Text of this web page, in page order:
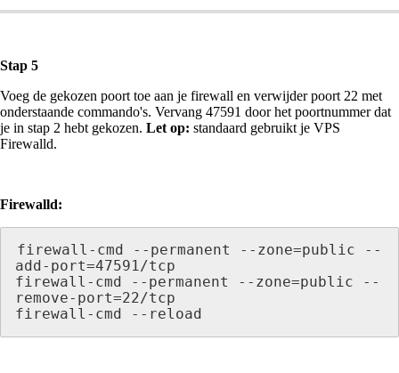
Stap 5
Voeg de gekozen poort toe aan je firewall en verwijder poort 22 met
onderstaande commando's. Vervang 47591 door het poortnummer dat
je in stap 2 hebt gekozen. Let op: standaard gebruikt je VPS
Firewalld.
Firewalld:
firewall-cmd --permanent --zone=public --
add-port=47591/tcp
firewall-cmd --permanent --zone=public --
remove-port=22/tcp
firewall-cmd --reload